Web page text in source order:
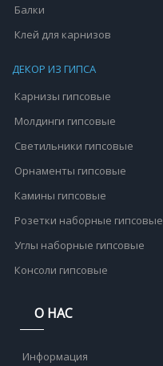
Балки
Клей для карнизов
ДЕКОР ИЗ ГИПСА
Карнизы гипсовые
Молдинги гипсовые
Светильники гипсовые
Орнаменты гипсовые
Камины гипсовые
Розетки наборные гипсовые
Углы наборные гипсовые
Консоли гипсовые
О НАС
Информация